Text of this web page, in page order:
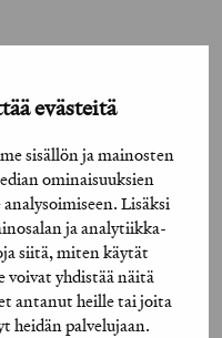
evästeitä
sisällön ja mainosten
ominaisuuksien
Lisäksi
ja analytiikka-
siitä, miten käytät
voivat yhdistää näitä
antanut heille tai joita
heidän palvelujaan.